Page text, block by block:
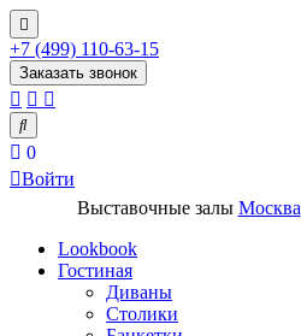
+7 (499) 110-63-15
Заказать звонок
0
Войти
Выставочные залы Москва
Lookbook
Гостиная
Диваны
Столики